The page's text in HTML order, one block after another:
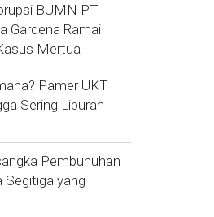
BUMN PT
Gardena Ramai
Mertua
Pamer UKT
Sering Liburan
Pembunuhan
Segitiga yang